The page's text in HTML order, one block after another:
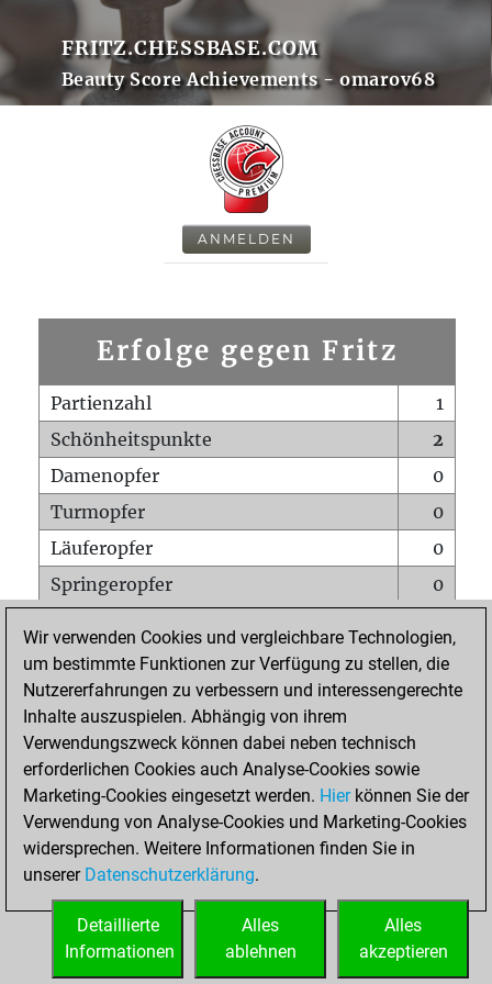
FRITZ.CHESSBASE.COM
Beauty Score Achievements - omarov68
ANMELDEN
Erfolge gegen Fritz
Partienzahl
1
Schönheitspunkte
2
Damenopfer
0
Turmopfer
0
Läuferopfer
0
Springeropfer
0
Matt auf vollem Brett
0
Bauer setzt Matt
0
Erstickte Matts
Unterverwandlungen
Türme auf der siebten
0
STARTSEITE
Wir verwenden Cookies und vergleichbare Technologien,
um bestimmte Funktionen zur Verfügung zu stellen, die
Nutzererfahrungen zu verbessern und interessengerechte
Inhalte auszuspielen. Abhängig von ihrem
Verwendungszweck können dabei neben technisch
erforderlichen Cookies auch Analyse-Cookies sowie
Marketing-Cookies eingesetzt werden. Hierkönnen Sie der
Verwendung von Analyse-Cookies und Marketing-Cookies
widersprechen. Weitere Informationen finden Sie in
unserer Datenschutzerklärung.
Alles
akzeptieren
Alles
ablehnen
Detaillierte
Informationen